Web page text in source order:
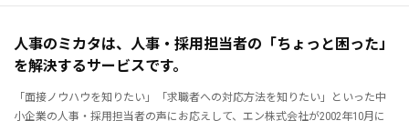
人事のミカタは、人事・採用担当者の「ちょっと困った」
を解決するサービスです。
「面接ノウハウを知りたい」「求職者への対応方法を知りたい」といった中
小企業の人事・採用担当者の声にお応えして、エン株式会社が2002年10月に